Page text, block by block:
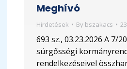
Meghívó
Hirdetések By bszakacs
693 sz., 03.23.2026 A 7/
sürgősségi
rendelkezéseivel